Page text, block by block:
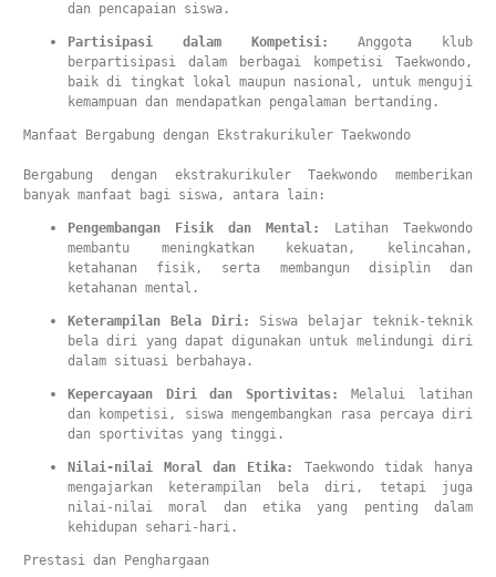
dan pencapaian siswa.
Partisipasi dalam Kompetisi:
Anggota klub
berpartisipasi dalam berbagai kompetisi Taekwondo,
baik di tingkat lokal maupun nasional, untuk menguji
kemampuan dan mendapatkan pengalaman bertanding.
Manfaat Bergabung dengan Ekstrakurikuler Taekwondo
Bergabung dengan ekstrakurikuler Taekwondo memberikan
banyak manfaat bagi siswa, antara lain:
Pengembangan Fisik dan Mental:
Latihan Taekwondo
membantu meningkatkan kekuatan, kelincahan,
ketahanan fisik, serta membangun disiplin dan
ketahanan mental.
Keterampilan Bela Diri:
Siswa belajar teknik-teknik
bela diri yang dapat digunakan untuk melindungi diri
dalam situasi berbahaya.
Kepercayaan Diri dan Sportivitas:
Melalui latihan
dan kompetisi, siswa mengembangkan rasa percaya diri
dan sportivitas yang tinggi.
Nilai-nilai Moral dan Etika:
Taekwondo tidak hanya
mengajarkan keterampilan bela diri, tetapi juga
nilai-nilai moral dan etika yang penting dalam
kehidupan sehari-hari.
Prestasi dan Penghargaan